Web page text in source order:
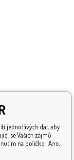
jednotlivých dat, aby
se Vašich zájmů
na políčko "Ano,